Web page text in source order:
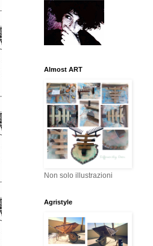
Almost ART
Non solo illustrazioni
Agristyle